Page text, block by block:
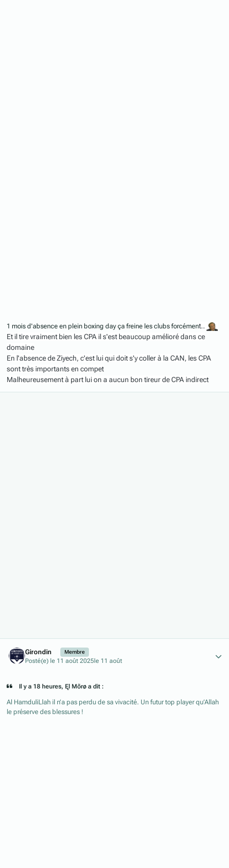
1 mois d'absence en plein boxing day ça freine les clubs forcément..
Et il tire vraiment bien les CPA il s'est beaucoup amélioré dans ce
domaine
En l'absence de Ziyech, c'est lui qui doit s'y coller à la CAN, les CPA
sont très importants en compet
Malheureusement à part lui on a aucun bon tireur de CPA indirect
Girondin Membre
Posté(e) le 11 août 2025 le 11 août
Il y a 18 heures, Ęl Mõrø a dit :
Al HamduliLlah il n’a pas perdu de sa vivacité. Un futur top player qu’Allah
le préserve des blessures !